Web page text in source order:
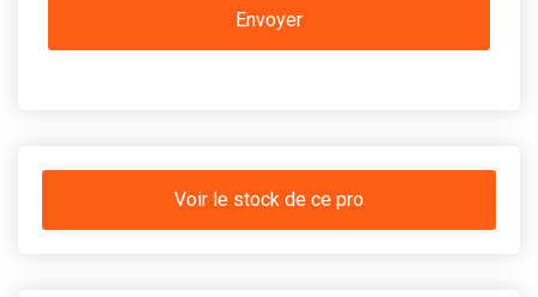
Voir le stock de ce pro